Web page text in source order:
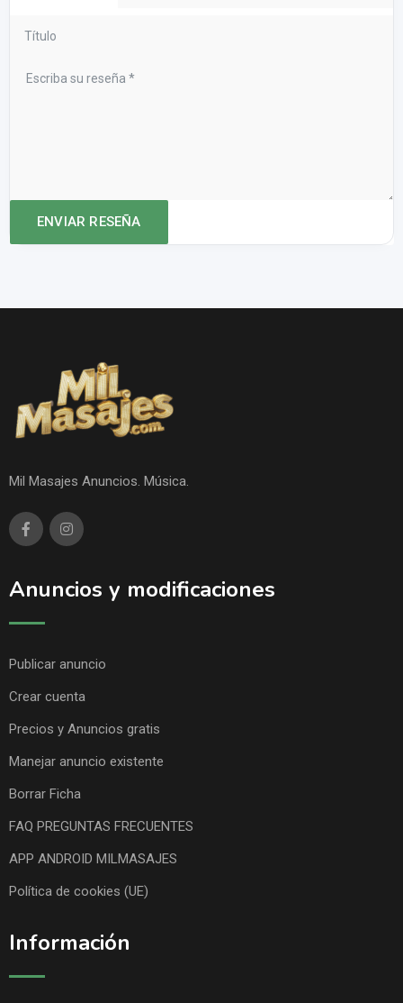
Mil Masajes Anuncios. Música.
Anuncios y modificaciones
Publicar anuncio
Crear cuenta
Precios y Anuncios gratis
Manejar anuncio existente
Borrar Ficha
FAQ PREGUNTAS FRECUENTES
APP ANDROID MILMASAJES
Política de cookies (UE)
Información